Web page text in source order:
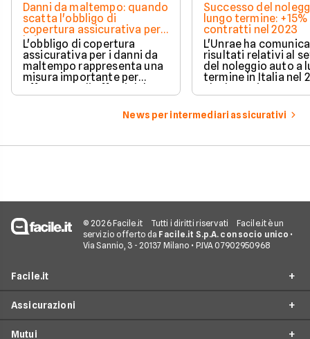
Danni da maltempo: quando
scatta l'obbligo di
copertura assicurativa per
le imprese
L'obbligo di copertura
assicurativa per i danni da
maltempo rappresenta una
misura importante per
mutamento climatico in
Italia. Sebbene le imprese
debbano affrontare sfide
disposizioni, questa
Successo del
lungo termine:
contratti nel 2023
L'Unrae ha
risultati relativi al
del noleggio auto a
termine in Italia nel
aumento del 15%
all'anno precedente,
raggiungendo la
News per intermediari assicurativi
© 2026 Facile.it Tutti i diritti riservati
Facile.it è un
servizio offerto da Facile.it S.p.A. con socio unico •
Via Sannio, 3 - 20137 Milano • P.IVA 07902950968
Facile.it
Perché scegliere Facile.it
Assicurazioni
Mutui